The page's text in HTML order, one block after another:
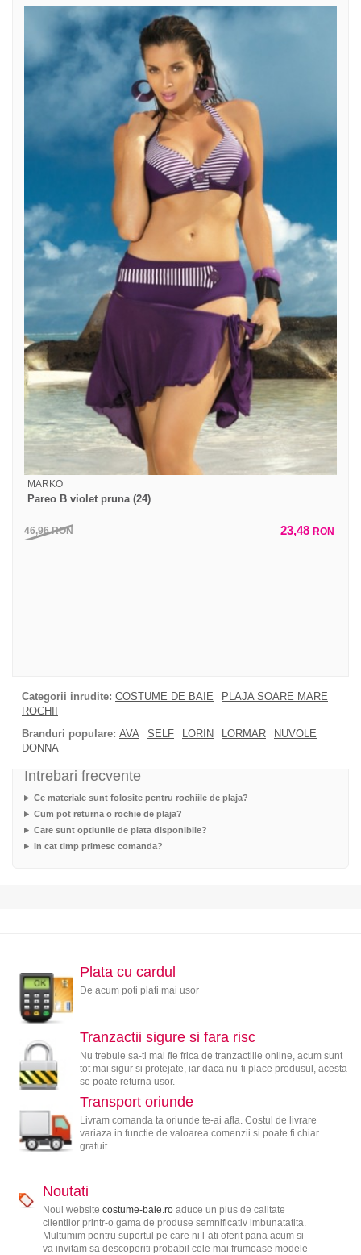
MARKO
Pareo B violet pruna (24)
46,96RON 23,48 RON
Categorii inrudite: COSTUME DE BAIE
PLAJA SOARE MARE
ROCHII
Branduri populare: AVA SELF LORIN LORMAR
NUVOLE
DONNA
Intrebari frecvente
Ce materiale sunt folosite pentru rochiile de plaja?
Cum pot returna o rochie de plaja?
Care sunt optiunile de plata disponibile?
In cat timp primesc comanda?
Plata cu cardul
De acum poti plati mai usor
Tranzactii sigure si fara risc
Nu trebuie sa-ti mai fie frica de tranzactiile online, acum sunt
tot mai sigur si protejate, iar daca nu-ti place produsul, acesta
se poate returna usor.
Transport oriunde
Livram comanda ta oriunde te-ai afla. Costul de livrare
variaza in functie de valoarea comenzii si poate fi chiar
gratuit.
Noutati
Noul website costume-baie.roaduce un plus de calitate
clientilor printr-o gama de produse semnificativ imbunatatita.
Multumim pentru suportul pe care ni l-ati oferit pana acum si
va invitam sa descoperiti probabil cele mai frumoase modele